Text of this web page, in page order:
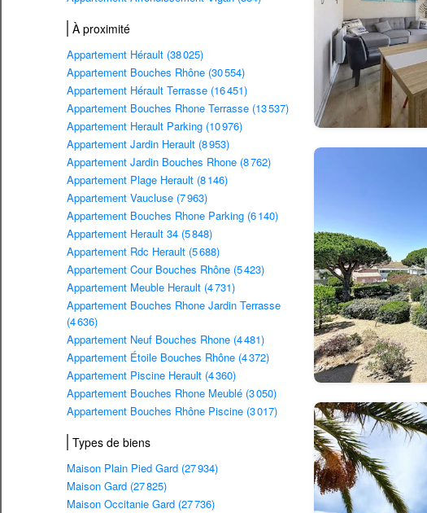
À proximité
Appartement Hérault (38 025)
Appartement Bouches Rhône (30 554)
Appartement Hérault Terrasse (16 451)
Appartement Bouches Rhone Terrasse (13 537)
Appartement Herault Parking (10 976)
Appartement Jardin Herault (8 953)
Appartement Jardin Bouches Rhone (8 762)
Appartement Plage Herault (8 146)
Appartement Vaucluse (7 963)
Appartement Bouches Rhone Parking (6 140)
Appartement Herault 34 (5 848)
Appartement Rdc Herault (5 688)
Appartement Cour Bouches Rhône (5 423)
Appartement Meuble Herault (4 731)
Appartement Bouches Rhone Jardin Terrasse
(4 636)
Appartement Neuf Bouches Rhone (4 481)
Appartement Étoile Bouches Rhône (4 372)
Appartement Piscine Herault (4 360)
Appartement Bouches Rhone Meublé (3 050)
Appartement Bouches Rhône Piscine (3 017)
Types de biens
Maison Plain Pied Gard (27 934)
Maison Gard (27 825)
Maison Occitanie Gard (27 736)